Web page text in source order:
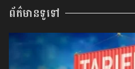
ព័ត៌មានទូទៅ